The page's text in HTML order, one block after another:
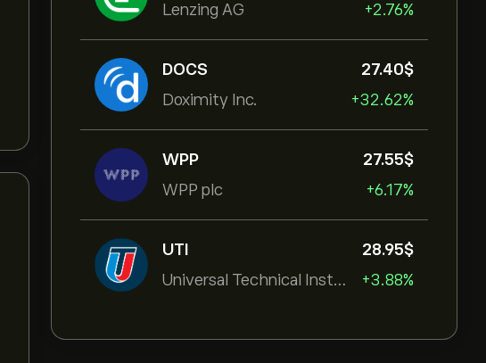
Lenzing AG
+2.76%
DOCS
Doximity Inc.
27.40‎$‎
+32.62%
WPP
WPP plc
27.55‎$‎
+6.17%
UTI
Universal Technical Institut
28.95‎$‎
+3.88%